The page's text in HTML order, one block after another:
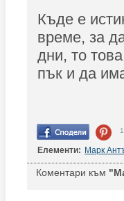
Къде е
време, за
дни, то
пък и да
Елементи: Марк
Коментари към